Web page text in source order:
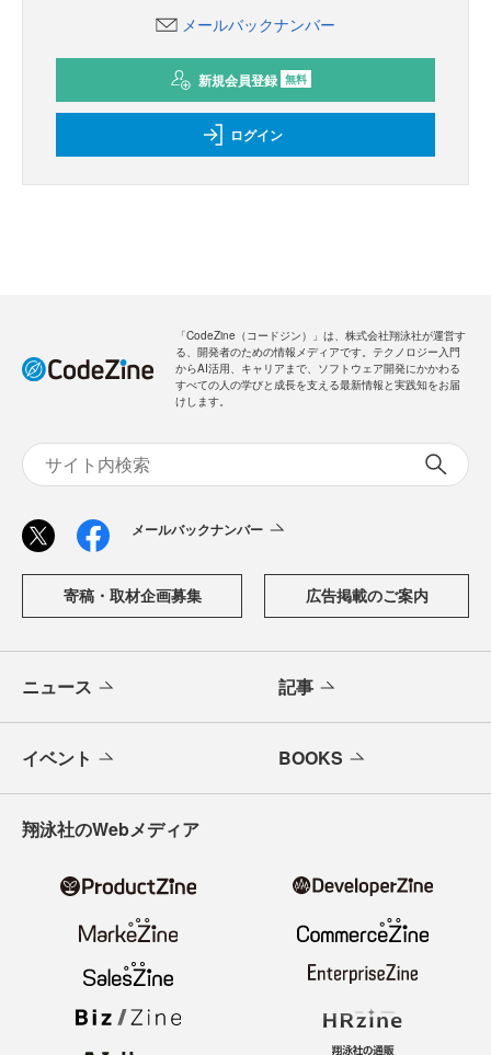
メールバックナンバー
新規会員登録 無料
ログイン
「CodeZine（コードジン）」は、株式会社翔泳社が運営す
る、開発者のための情報メディアです。テクノロジー入門
からAI活用、キャリアまで、ソフトウェア開発にかかわる
すべての人の学びと成長を支える最新情報と実践知をお届
けします。
メールバックナンバー
寄稿・取材企画募集 広告掲載のご案内
ニュース 記事
イベント BOOKS
翔泳社のWebメディア